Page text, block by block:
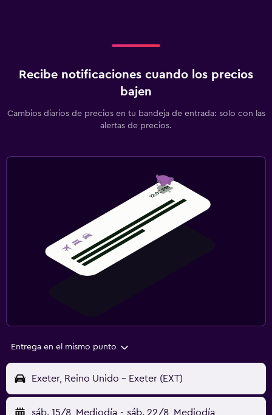
Recibe notificaciones cuando los precios
bajen
Cambios diarios de precios en tu bandeja de entrada: solo con las
alertas de precios.
Entrega en el mismo punto
Exeter, Reino Unido - Exeter (EXT)
sáb. 15/8 Mediodía - sáb. 22/8 Mediodía